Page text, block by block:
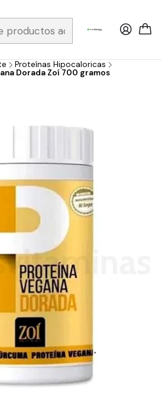
6019251796 / Envios a todo el país y
Proteínas Hipocaloricas
Dorada Zoí 700 gramos